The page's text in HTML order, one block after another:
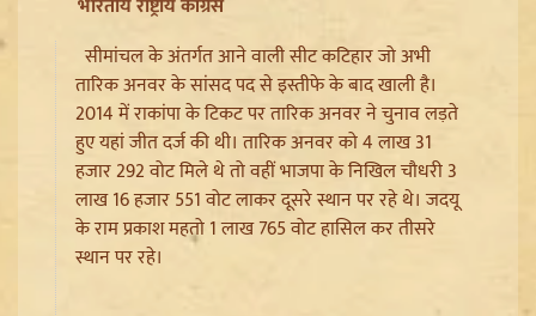
Trisha Krishnan पर टिप्पणी मामले में Udhayanidhi Stalin
Arrest, जानें चेन्नई पुलिस ने कौन सी धाराएं लगाईं
भारतीय राष्ट्रीय कांग्रेस
सीमांचल के अंतर्गत आने वाली सीट कटिहार जो अभी
तारिक अनवर के सांसद पद से इस्तीफे के बाद खाली है।
2014 में राकांपा के टिकट पर तारिक अनवर ने चुनाव लड़ते
हुए यहां जीत दर्ज की थी। तारिक अनवर को 4 लाख 31
हजार 292 वोट मिले थे तो वहीं भाजपा के निखिल चौधरी 3
लाख 16 हजार 551 वोट लाकर दूसरे स्थान पर रहे थे। जदयू
के राम प्रकाश महतो 1 लाख 765 वोट हासिल कर तीसरे
स्थान पर रहे।